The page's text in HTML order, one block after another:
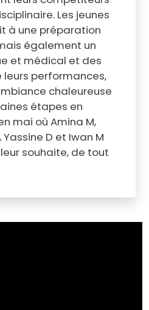
Les jeunes
à une préparation
également un
et médical et des
performances,
chaleureuse
étapes en
mai où Amina M,
Yassine D et Iwan M
souhaite, de tout